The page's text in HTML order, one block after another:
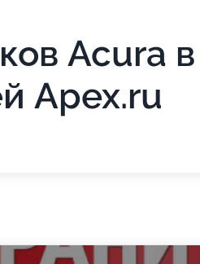
Acura
Apex.ru